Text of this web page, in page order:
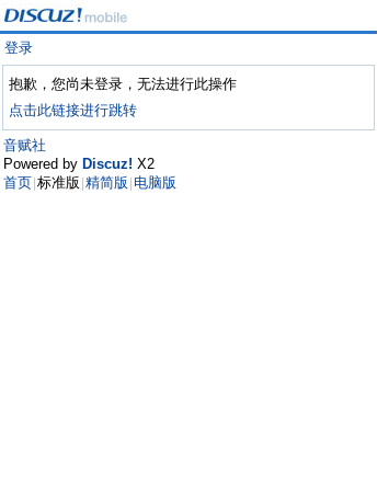
登录
抱歉，您尚未登录，无法进行此操作
点击此链接进行跳转
音赋社
Powered by Discuz! X2
首页 标准版 精简版 电脑版